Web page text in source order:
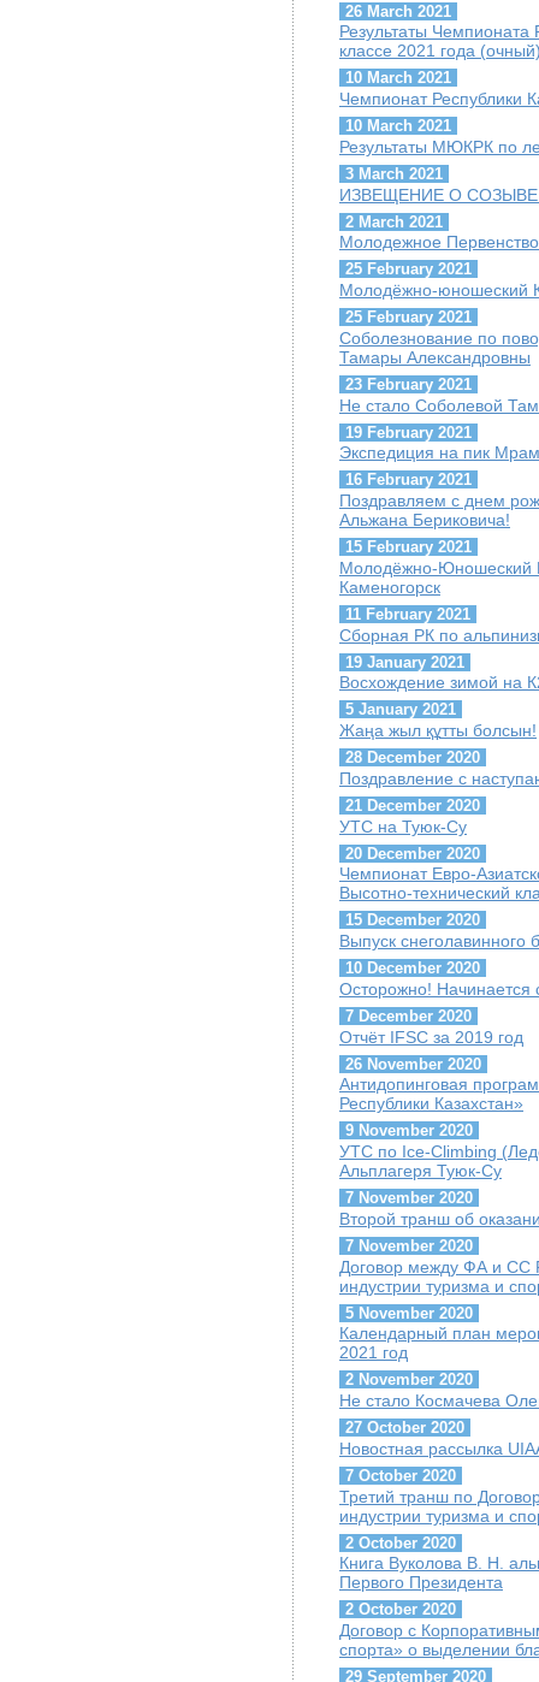
26 March 2021
Результаты Чемпионата
классе 2021 года
10 March 2021
Чемпионат Республики
10 March 2021
Результаты МЮКРК по
3 March 2021
ИЗВЕЩЕНИЕ О
2 March 2021
Молодежное
25 February 2021
Молодёжно-юношеский
25 February 2021
Соболезнование по
Тамары Александровны
23 February 2021
Не стало Соболевой
19 February 2021
Экспедиция на пик
16 February 2021
Поздравляем с днем
Альжана Бериковича!
15 February 2021
Молодёжно-Юношеский
Каменогорск
11 February 2021
Сборная РК по
19 January 2021
Восхождение зимой на
5 January 2021
Жаңа жыл құтты болсын!
28 December 2020
Поздравление с
21 December 2020
УТС на Туюк-Су
20 December 2020
Чемпионат Евро-
Высотно-технический
15 December 2020
Выпуск снеголавинного
10 December 2020
Осторожно! Начинается
7 December 2020
Отчёт IFSC за 2019 год
26 November 2020
Антидопинговая
Республики Казахстан»
9 November 2020
УТС по Ice-Climbing
Альплагеря Туюк-Су
7 November 2020
Второй транш об
7 November 2020
Договор между ФА и СС
индустрии туризма и
5 November 2020
Календарный план
2021 год
2 November 2020
Не стало Космачева
27 October 2020
Новостная рассылка
7 October 2020
Третий транш по
индустрии туризма и
2 October 2020
Книга Вуколова В. Н.
Первого Президента
2 October 2020
Договор с
спорта» о выделении
29 September 2020